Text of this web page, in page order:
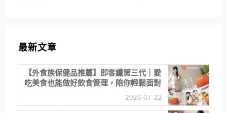
最新文章
【外食族保健品推薦】即客纖第三代｜愛
吃美食也能做好飲食管理，陪你輕鬆面對
2026-07-22